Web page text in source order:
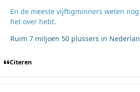
En de meeste vijftigminners weten
het over hebt.
Ruim 7 miljoen 50 plussers in
Citeren